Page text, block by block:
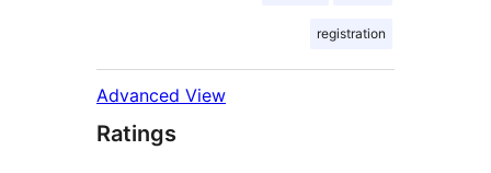
registration
Advanced View
Ratings